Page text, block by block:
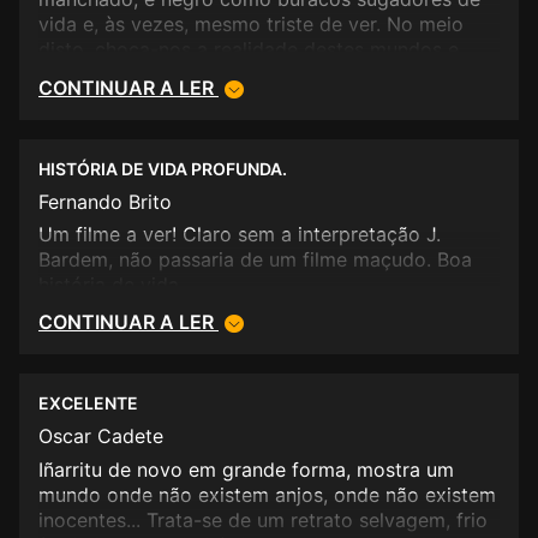
vida e, às vezes, mesmo triste de ver. No meio
vontade de viver. Seguindo a sua característica de
realidade da imigração, e vivências marginais.
Não sendo "beautiful", é necessário.
CONTINUAR A LER
HISTÓRIA DE VIDA PROFUNDA.
Fernando Brito
Um filme a ver! Claro sem a interpretação J.
Bardem, não passaria de um filme maçudo. Boa
CONTINUAR A LER
EXCELENTE
Oscar Cadete
Iñarritu de novo em grande forma, mostra um
mundo onde não existem anjos, onde não existem
inocentes... Trata-se de um retrato selvagem, frio